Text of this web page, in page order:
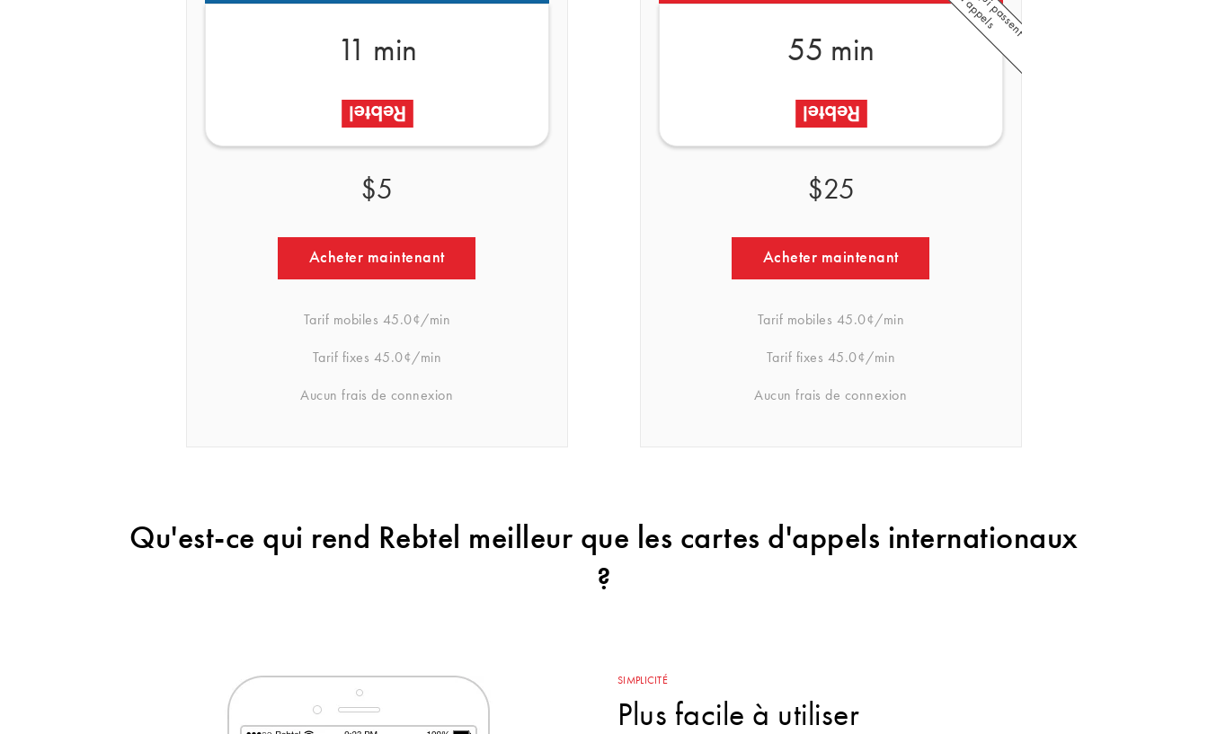
11 min
$5
Acheter maintenant
Tarif mobiles 45.0¢/min
Tarif fixes 45.0¢/min
Aucun frais de connexion
55 min
$25
Acheter maintenant
Tarif mobiles 45.0¢/min
Tarif fixes 45.0¢/min
Aucun frais de connexion
Qu'est-ce qui rend Rebtel meilleur que les cartes d'appels internationaux
?
SIMPLICITÉ
Plus facile à utiliser